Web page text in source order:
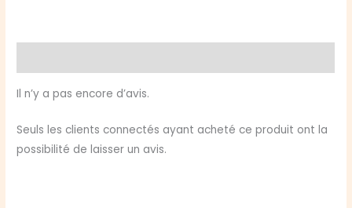
Il n’y a pas encore d’avis.
Seuls les clients connectés ayant acheté ce produit ont la
possibilité de laisser un avis.